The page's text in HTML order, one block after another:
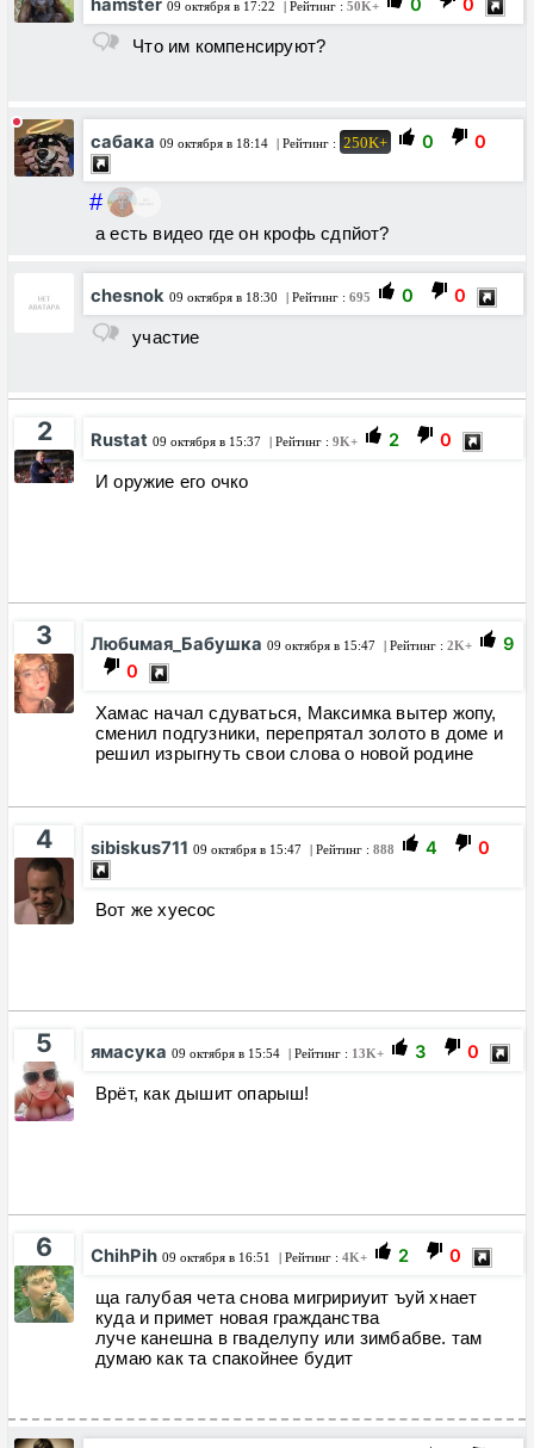
hamster 09 октября в 17:22 | Рейтинг : 50K+ 0 0
Что им компенсируют?
сабака 09 октября в 18:14 | Рейтинг : 250K+ 0 0
#
а есть видео где он крофь сдпйот?
chesnok 09 октября в 18:30 | Рейтинг : 695 0 0
участие
2 Rustat 09 октября в 15:37 | Рейтинг : 9K+ 2 0
И оружие его очко
3 Любuмая_Бабушка 09 октября в 15:47 | Рейтинг : 2K+
9
0
Хамас начал сдуваться, Максимка вытер жопу,
сменил подгузники, перепрятал золото в доме и
решил изрыгнуть свои слова о новой родине
4 sibiskus711 09 октября в 15:47 | Рейтинг : 888 4 0
Вот же хуесос
5 ямасука 09 октября в 15:54 | Рейтинг : 13K+ 3 0
Врёт, как дышит опарыш!
6 ChihPih 09 октября в 16:51 | Рейтинг : 4K+ 2 0
ща галубая чета снова мигририуит ъуй хнает
куда и примет новая гражданства
луче канешна в гваделупу или зимбабве. там
думаю как та спакойнее будит